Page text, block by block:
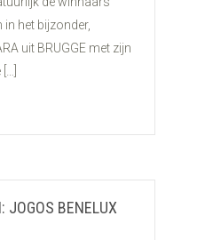
in het bijzonder,
uit BRUGGE met zijn
JOGOS BENELUX